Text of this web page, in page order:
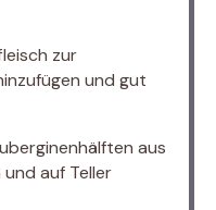
zur
und gut
aus
auf Teller